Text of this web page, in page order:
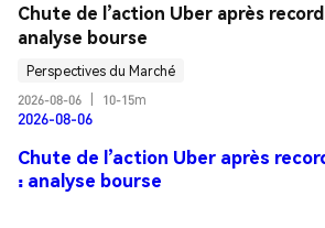
Chute de l’action Uber après
analyse bourse
Perspectives du Marché
2026-08-06
10-15m
2026-08-06
Chute de l’action Uber après
: analyse bourse